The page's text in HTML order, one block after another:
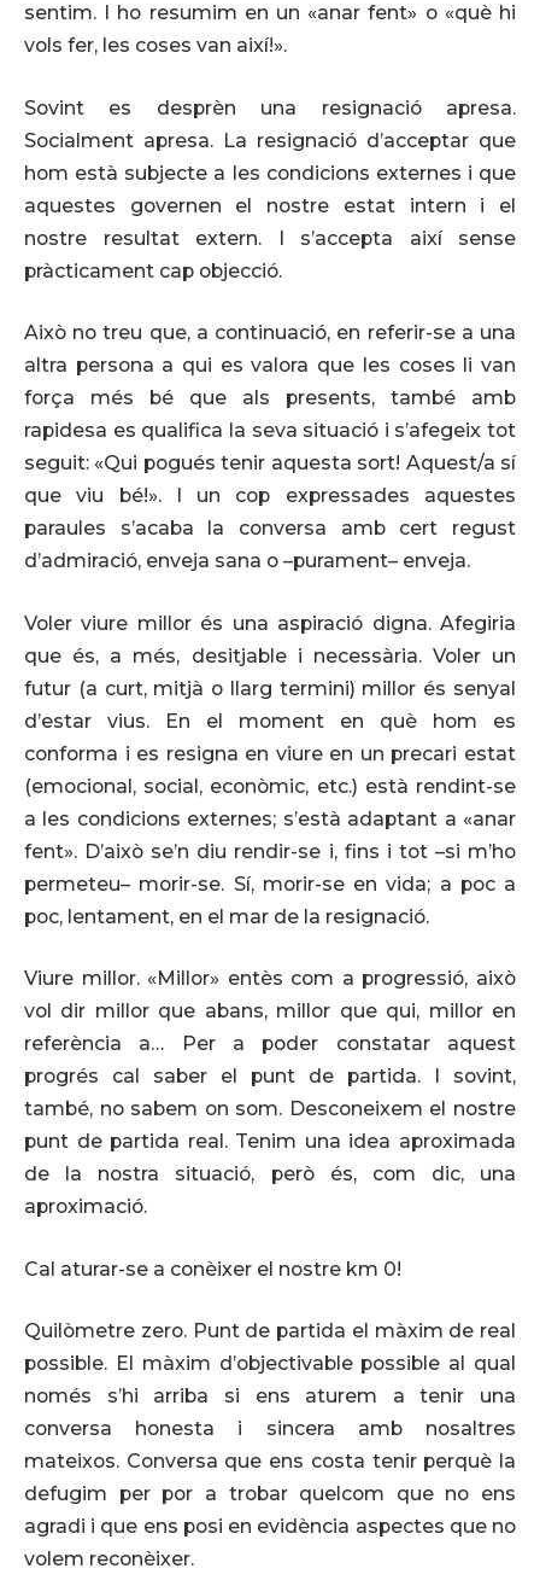
sentim. I ho resumim en un «anar fent» o «què hi
vols fer, les coses van així!».
Sovint es desprèn una resignació apresa.
Socialment apresa. La resignació d’acceptar que
hom està subjecte a les condicions externes i que
aquestes governen el nostre estat intern i el
nostre resultat extern. I s’accepta així sense
pràcticament cap objecció.
Això no treu que, a continuació, en referir-se a una
altra persona a qui es valora que les coses li van
força més bé que als presents, també amb
rapidesa es qualifica la seva situació i s’afegeix tot
seguit: «Qui pogués tenir aquesta sort! Aquest/a sí
que viu bé!». I un cop expressades aquestes
paraules s’acaba la conversa amb cert regust
d’admiració, enveja sana o –purament– enveja.
Voler viure millor és una aspiració digna. Afegiria
que és, a més, desitjable i necessària. Voler un
futur (a curt, mitjà o llarg termini) millor és senyal
d’estar vius. En el moment en què hom es
conforma i es resigna en viure en un precari estat
(emocional, social, econòmic, etc.) està rendint-se
a les condicions externes; s’està adaptant a «anar
fent». D’això se’n diu rendir-se i, fins i tot –si m’ho
permeteu– morir-se. Sí, morir-se en vida; a poc a
poc, lentament, en el mar de la resignació.
Viure millor. «Millor» entès com a progressió, això
vol dir millor que abans, millor que qui, millor en
referència a… Per a poder constatar aquest
progrés cal saber el punt de partida. I sovint,
també, no sabem on som. Desconeixem el nostre
punt de partida real. Tenim una idea aproximada
de la nostra situació, però és, com dic, una
aproximació.
Cal aturar-se a conèixer el nostre km 0!
Quilòmetre zero. Punt de partida el màxim de real
possible. El màxim d’objectivable possible al qual
només s’hi arriba si ens aturem a tenir una
conversa honesta i sincera amb nosaltres
mateixos. Conversa que ens costa tenir perquè la
defugim per por a trobar quelcom que no ens
agradi i que ens posi en evidència aspectes que no
volem reconèixer.